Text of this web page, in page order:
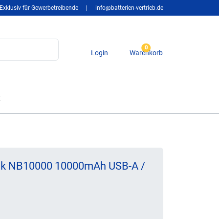
Exklusiv für Gewerbetreibende info@batterien-vertrieb.de
Login
0
Warenkorb
NB10000 10000mAh USB-A /